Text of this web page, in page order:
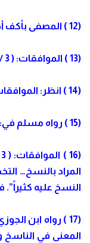
(12 ) المصفى بأكف أهل الرسوخ: ( 45 ).
(13 ) الموافقات: ( 3 / 81 ـ 81 ).
(14 ) انظر: الموافقات: ( 3 / 83 ).
(15 ) رواه مسلم في: برقم ( 125 ).
المراد بالنسخ…
النسخ عليه كثيراً”. فتح